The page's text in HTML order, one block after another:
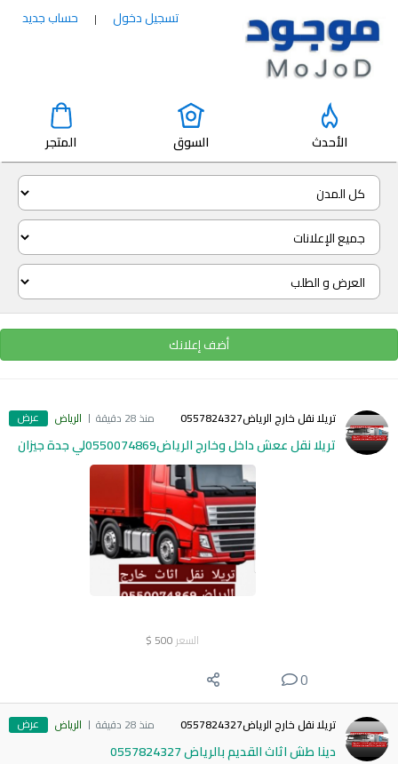
تسجيل دخول | حساب جديد
الأحدث السوق المتجر
أضف إعلانك
تريلا نقل خارج الرياض0557824327 منذ 28 دقيقة الرياض عرض
تريلا نقل ععش داخل وخارج الرياض0550074869لي جدة جيزان
السعر 500
$
0
تريلا نقل خارج الرياض0557824327 منذ 28 دقيقة الرياض عرض
دينا طش اثاث القديم بالرياض 0557824327